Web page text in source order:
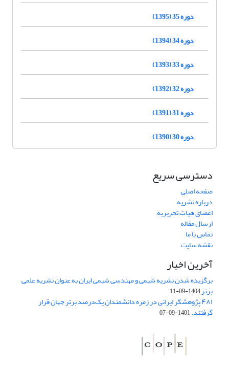
دوره 35 (1395)
دوره 34 (1394)
دوره 33 (1393)
دوره 32 (1392)
دوره 31 (1391)
دوره 30 (1390)
دسترسی سریع
صفحه اصلی
درباره نشریه
اعضای هیات تحریریه
ارسال مقاله
تماس با ما
نقشه سایت
آخرین اخبار
برگزیده شدن نشریه شیمی و مهندسی شیمی ایران به عنوان نشریه علمی
برتر1404-09-11
۴۸۱ پژوهشگر ایرانی در زمره دانشمندان یک‌درصد برتر جهان قرار
گرفتند.1401-09-07